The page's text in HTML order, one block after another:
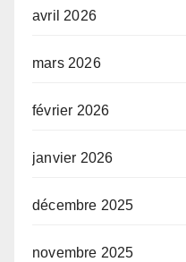
avril 2026
mars 2026
février 2026
janvier 2026
décembre 2025
novembre 2025